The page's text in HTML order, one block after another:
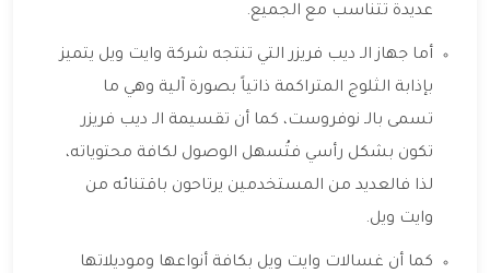
عديدة تتناسب مع الجميع.
أما جهاز الـ ديب فريزر التي تنتجه شركة وايت ويل يتميز
بإذابة الثلوج المتراكمة ذاتياً بصورة آلية وهي ما
تسمى بالـ نوفروست، كما أن تقسيمة الـ ديب فريزر
تكون بشكل رأسي فتُسهل الوصول لكافة محتوياته،
لذا فالعديد من المستخدمين يرتاحون باقتنائه من
وايت ويل.
كما أن غسالات وايت ويل بكافة أنواعها وموديلاتها